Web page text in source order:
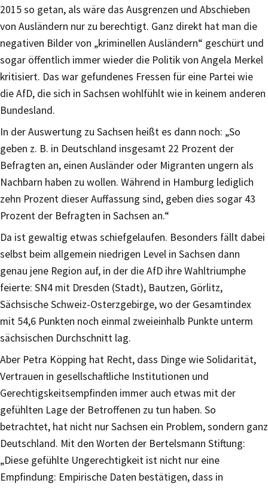
2015 so getan, als wäre das Ausgrenzen und Abschieben
von Ausländern nur zu berechtigt. Ganz direkt hat man die
negativen Bilder von „kriminellen Ausländern“ geschürt und
sogar öffentlich immer wieder die Politik von Angela Merkel
kritisiert. Das war gefundenes Fressen für eine Partei wie
die AfD, die sich in Sachsen wohlfühlt wie in keinem anderen
Bundesland.
In der Auswertung zu Sachsen heißt es dann noch: „So
geben z. B. in Deutschland insgesamt 22 Prozent der
Befragten an, einen Ausländer oder Migranten ungern als
Nachbarn haben zu wollen. Während in Hamburg lediglich
zehn Prozent dieser Auffassung sind, geben dies sogar 43
Prozent der Befragten in Sachsen an.“
Da ist gewaltig etwas schiefgelaufen. Besonders fällt dabei
selbst beim allgemein niedrigen Level in Sachsen dann
genau jene Region auf, in der die AfD ihre Wahltriumphe
feierte: SN4 mit Dresden (Stadt), Bautzen, Görlitz,
Sächsische Schweiz-Osterzgebirge, wo der Gesamtindex
mit 54,6 Punkten noch einmal zweieinhalb Punkte unterm
sächsischen Durchschnitt lag.
Aber Petra Köpping hat Recht, dass Dinge wie Solidarität,
Vertrauen in gesellschaftliche Institutionen und
Gerechtigskeitsempfinden immer auch etwas mit der
gefühlten Lage der Betroffenen zu tun haben. So
betrachtet, hat nicht nur Sachsen ein Problem, sondern ganz
Deutschland. Mit den Worten der Bertelsmann Stiftung:
„Diese gefühlte Ungerechtigkeit ist nicht nur eine
Empfindung: Empirische Daten bestätigen, dass in